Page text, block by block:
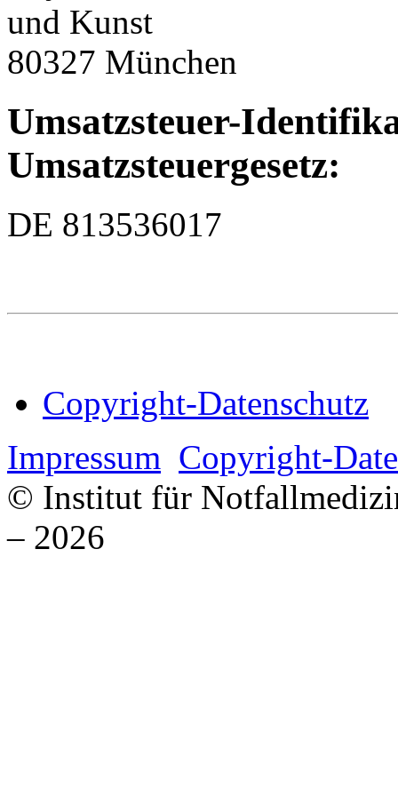
und Kunst
80327 München
Umsatzsteuer-
Umsatzsteuergesetz:
DE 813536017
Copyright-Datenschutz
Impressum Copyright-
© Institut für
– 2026